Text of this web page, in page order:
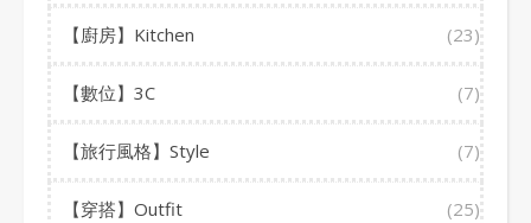
【廚房】Kitchen (23)
【數位】3C (7)
【旅行風格】Style (7)
【穿搭】Outfit (25)